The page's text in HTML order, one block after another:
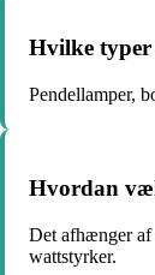
Hvilke typer
Pendellamper,
Hvordan
Det afhænger af
wattstyrker.